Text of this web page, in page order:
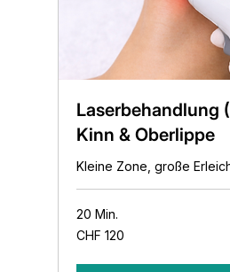
Laserbehandlung
Kinn & Oberlippe
Kleine Zone, große
20 Min.
120
Schweizer
CHF 120